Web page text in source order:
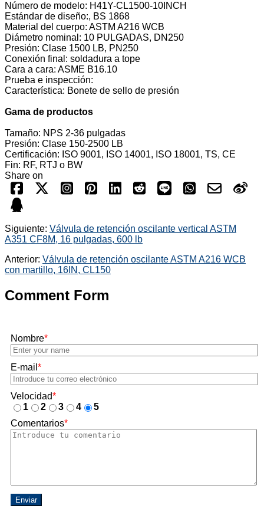
Número de modelo: H41Y-CL1500-10INCH
Estándar de diseño:, BS 1868
Material del cuerpo: ASTM A216 WCB
Diámetro nominal: 10 PULGADAS, DN250
Presión: Clase 1500 LB, PN250
Conexión final: soldadura a tope
Cara a cara: ASME B16.10
Prueba e inspección:
Característica: Bonete de sello de presión
Gama de productos
Tamaño: NPS 2-36 pulgadas
Presión: Clase 150-2500 LB
Certificación: ISO 9001, ISO 14001, ISO 18001, TS, CE
Fin: RF, RTJ o BW
Share on
Siguiente: Válvula de retención oscilante vertical ASTM
A351 CF8M, 16 pulgadas, 600 lb
Anterior: Válvula de retención oscilante ASTM A216 WCB
con martillo, 16IN, CL150
Comment Form
Nombre*
E-mail *
Velocidad*
1
2 3 4
5
Comentarios*
Enviar